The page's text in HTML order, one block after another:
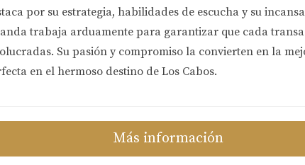
mercado inmobiliario de Los Cabos:Más de 15 años
Acceso a una amplia gama de propiedades exclusivas en
el mejor precio posible para tu inversión inmobiliaria.
en exclusiva:Te ofrece la tranquilidad de contar con
por su estrategia, habilidades de escucha y su
trabaja arduamente para garantizar que cada
Su pasión y compromiso la convierten en la
en el hermoso destino de Los Cabos.
Más información